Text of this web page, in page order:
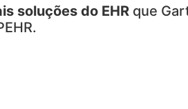
soluções do EHR que